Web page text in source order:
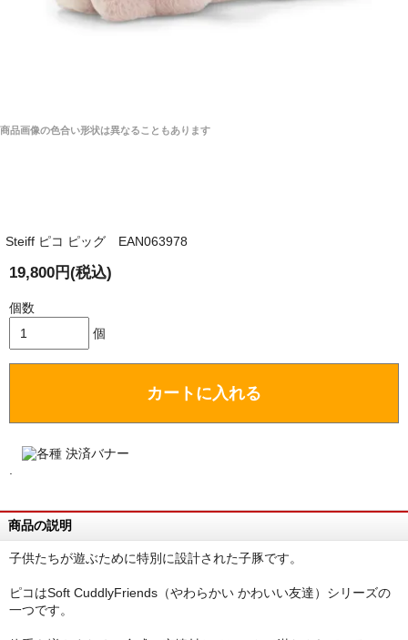
商品画像の色合い形状は異なることもあります
Steiff ピコ ピッグ EAN063978
19,800円(税込)
個数
個
カートに入れる
商品の説明
子供たちが遊ぶために特別に設計された子豚です。
ピコはSoft CuddlyFriends（やわらかい かわいい友達）シリーズの
一つです。